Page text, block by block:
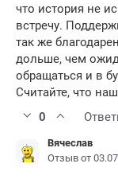
что история не
встречу.
так же
дольше, чем
обращаться и в
Считайте, что
0
Вячеслав
Отзыв от